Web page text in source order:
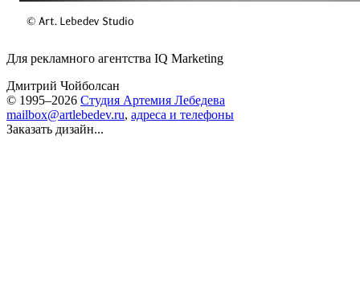
Для рекламного агентства IQ Marketing
Дмитрий Чойболсан
© 1995–2026 Студия Артемия Лебедева
mailbox@artlebedev.ru, адреса и телефоны
Заказать дизайн...